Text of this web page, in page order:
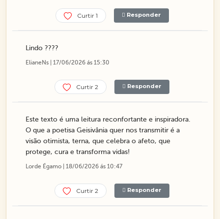
Curtir 1 Responder
Lindo ????
ElianeNs | 17/06/2026 ás 15:30
Curtir 2 Responder
Este texto é uma leitura reconfortante e inspiradora.
O que a poetisa Geisivânia quer nos transmitir é a
visão otimista, terna, que celebra o afeto, que
protege, cura e transforma vidas!
Lorde Égamo | 18/06/2026 ás 10:47
Curtir 2 Responder